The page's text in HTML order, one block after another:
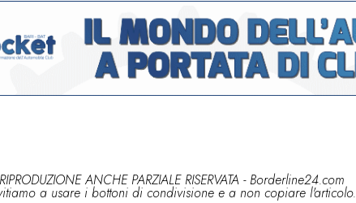
ANCHE PARZIALE RISERVATA - Borderline24.com
a usare i bottoni di condivisione e a non copiare l'articolo.